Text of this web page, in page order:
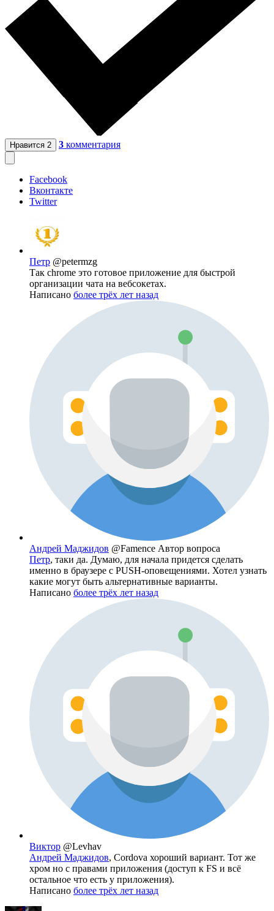
Нравится 2 3 комментария
Facebook
Вконтакте
Twitter
Петр @petermzg
Так chrome это готовое приложение для быстрой
организации чата на вебсокетах.
Написано более трёх лет назад
Андрей Маджидов @Famence Автор вопроса
Петр, таки да. Думаю, для начала придется сделать
именно в браузере с PUSH-оповещениями. Хотел узнать
какие могут быть альтернативные варианты.
Написано более трёх лет назад
Виктор @Levhav
Андрей Маджидов, Cordova хороший вариант. Тот же
хром но с правами приложения (доступ к FS и всё
остальное что есть у приложения).
Написано более трёх лет назад